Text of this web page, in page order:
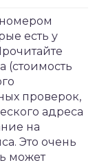
номером
есть у
(стоимость
проверок,
адреса
на
Это очень
может